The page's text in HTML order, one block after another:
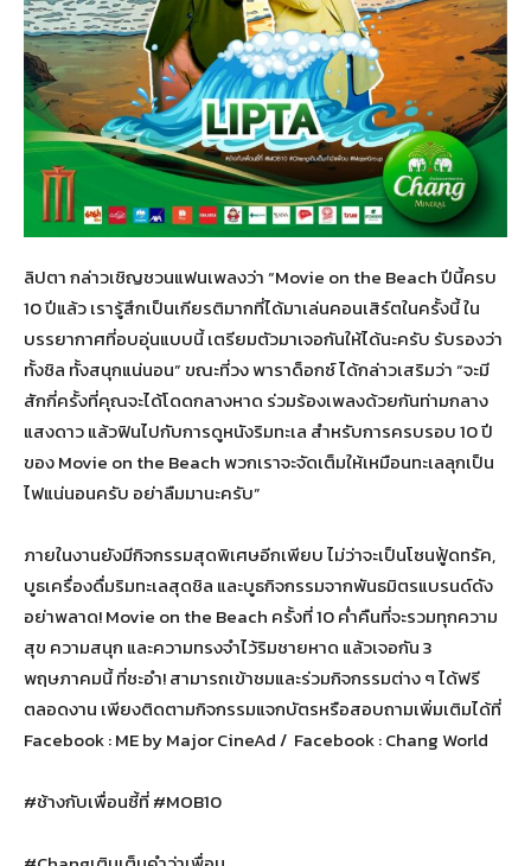
ลิปตา กล่าวเชิญชวนแฟนเพลงว่า “Movie on the Beach ปีนี้ครบ
10 ปีแล้ว เรารู้สึกเป็นเกียรติมากที่ได้มาเล่นคอนเสิร์ตในครั้งนี้ ใน
บรรยากาศที่อบอุ่นแบบนี้ เตรียมตัวมาเจอกันให้ได้นะครับ รับรองว่า
ทั้งชิล ทั้งสนุกแน่นอน” ขณะที่วง พาราด็อกซ์ ได้กล่าวเสริมว่า “จะมี
สักกี่ครั้งที่คุณจะได้โดดกลางหาด ร่วมร้องเพลงด้วยกันท่ามกลาง
แสงดาว แล้วฟินไปกับการดูหนังริมทะเล สำหรับการครบรอบ 10 ปี
ของ Movie on the Beach พวกเราจะจัดเต็มให้เหมือนทะเลลุกเป็น
ไฟแน่นอนครับ อย่าลืมมานะครับ”
ภายในงานยังมีกิจกรรมสุดพิเศษอีกเพียบ ไม่ว่าจะเป็นโซนฟู้ดทรัค,
บูธเครื่องดื่มริมทะเลสุดชิล และบูธกิจกรรมจากพันธมิตรแบรนด์ดัง
อย่าพลาด! Movie on the Beach ครั้งที่ 10 ค่ำคืนที่จะรวมทุกความ
สุข ความสนุก และความทรงจำไว้ริมชายหาด แล้วเจอกัน 3
พฤษภาคมนี้ ที่ชะอำ! สามารถเข้าชมและร่วมกิจกรรมต่าง ๆ ได้ฟรี
ตลอดงาน เพียงติดตามกิจกรรมแจกบัตรหรือสอบถามเพิ่มเติมได้ที่
Facebook : ME by Major CineAd / Facebook : Chang World
#ช้างกับเพื่อนซี้ที่ #MOB10